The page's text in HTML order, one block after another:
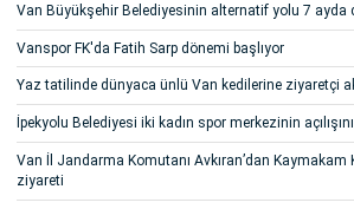
Van Büyükşehir Belediyesinin alternatif yolu 7 ayda
Vanspor FK'da Fatih Sarp dönemi başlıyor
Yaz tatilinde dünyaca ünlü Van kedilerine ziyaretçi
İpekyolu Belediyesi iki kadın spor merkezinin
Van İl Jandarma Komutanı Avkıran’dan Kaymakam
ziyareti